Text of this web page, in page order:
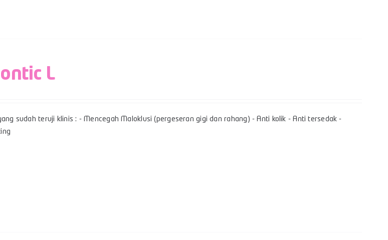
L
sudah teruji klinis : - Mencegah Maloklusi (pergeseran gigi dan rahang) - Anti kolik - Anti tersedak -